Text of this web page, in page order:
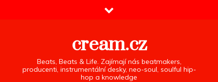
cream.cz
Beats, Beats & Life. Zajímají nás beatmakers,
producenti, instrumentální desky, neo-soul, soulful hip-
hop a knowledge